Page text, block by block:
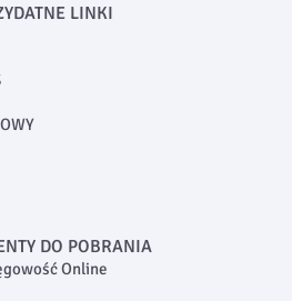
LINKI
DO POBRANIA
Online